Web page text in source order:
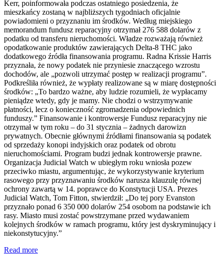
Kerr, poinformowała podczas ostatniego posiedzenia, że
mieszkańcy zostaną w najbliższych tygodniach oficjalnie
powiadomieni o przyznaniu im środków. Według miejskiego
memorandum fundusz reparacyjny otrzymał 276 588 dolarów z
podatku od transferu nieruchomości. Władze rozważają również
opodatkowanie produktów zawierających Delta-8 THC jako
dodatkowego źródła finansowania programu. Radna Krissie Harris
przyznała, że nowy podatek nie przyniesie znaczącego wzrostu
dochodów, ale „pozwoli utrzymać postęp w realizacji programu”.
Podkreśliła również, że wypłaty realizowane są w miarę dostępności
środków: „To bardzo ważne, aby ludzie rozumieli, że wypłacamy
pieniądze wtedy, gdy je mamy. Nie chodzi o wstrzymywanie
płatności, lecz o konieczność zgromadzenia odpowiednich
funduszy.” Finansowanie i kontrowersje Fundusz reparacyjny nie
otrzymał w tym roku – do 31 stycznia – żadnych darowizn
prywatnych. Obecnie głównymi źródłami finansowania są podatek
od sprzedaży konopi indyjskich oraz podatek od obrotu
nieruchomościami. Program budzi jednak kontrowersje prawne.
Organizacja Judicial Watch w ubiegłym roku wniosła pozew
przeciwko miastu, argumentując, że wykorzystywanie kryterium
rasowego przy przyznawaniu środków narusza klauzulę równej
ochrony zawartą w 14. poprawce do Konstytucji USA. Prezes
Judicial Watch, Tom Fitton, stwierdził: „Do tej pory Evanston
przyznało ponad 6 350 000 dolarów 254 osobom na podstawie ich
rasy. Miasto musi zostać powstrzymane przed wydawaniem
kolejnych środków w ramach programu, który jest dyskryminujący i
niekonstytucyjny.”
Read more